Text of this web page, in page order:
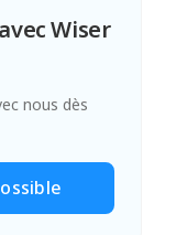
Wiser
nous dès